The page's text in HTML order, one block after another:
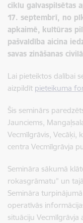
ciklu galvaspilsētas
17. septembrī, no
apkaimē, kultūras
pašvaldība aicina
savas zināšanas
Lai pieteiktos dalībai
aizpildīt pieteikuma
Šis seminārs
Jaunciems,
Vecmīlgrāvis, Vecāķi,
centra Vecmīlgrāvja
Semināra sākumā
rokasgrāmatu” un
Semināra
operatīvās
situāciju Vecmīlgrāvja